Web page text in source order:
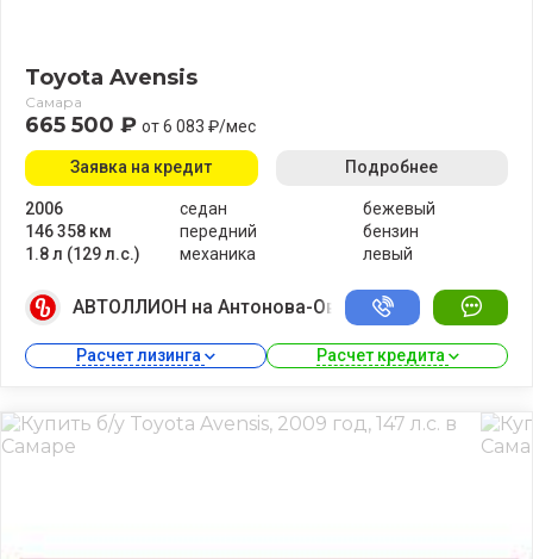
Toyota Avensis
Самара
665 500 ₽ от 6 083 ₽/мес
2006
146 358 км
1.8 л (129 л.с.)
седан
передний
механика
бежевый
бензин
левый
Заявка на кредит Подробнее
АВТОЛЛИОН на Антонова-Овсеенко
Расчет лизинга Расчет кредита